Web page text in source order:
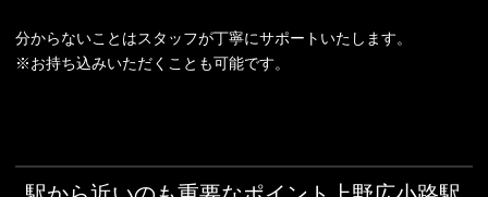
分からないことはスタッフが丁寧にサポートいたします。
※お持ち込みいただくことも可能です。